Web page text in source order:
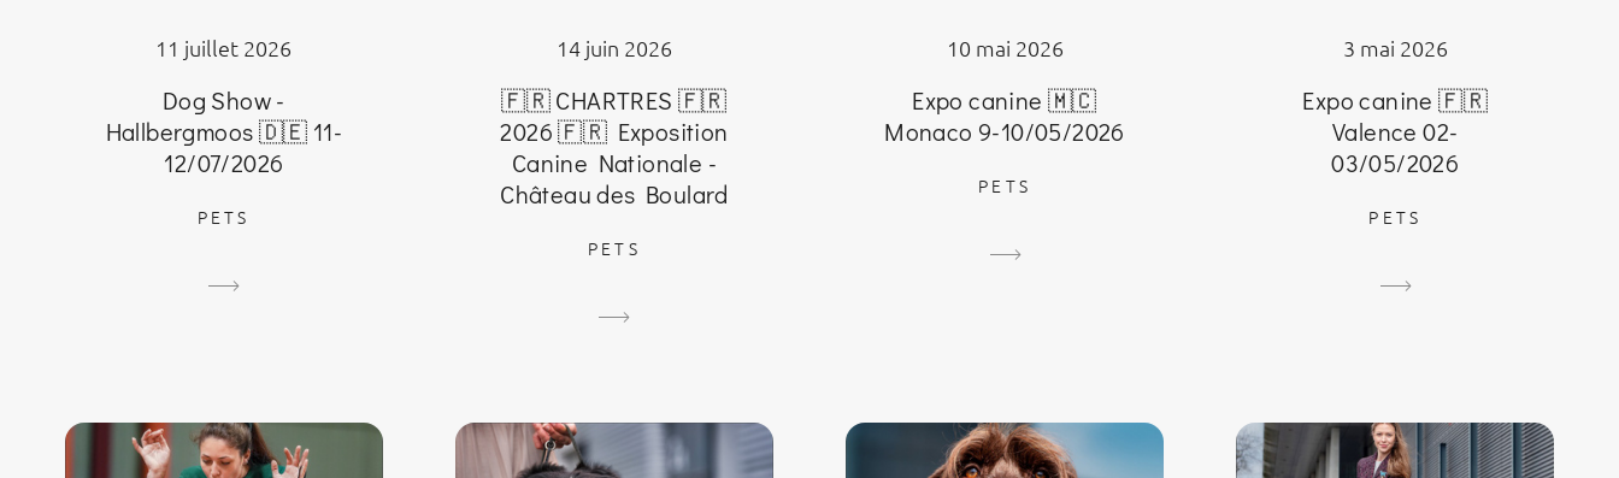
11 juillet 2026
Dog Show -
Hallbergmoos 🇩🇪 11-
12/07/2026
PETS
14 juin 2026
🇫🇷 CHARTRES 🇫🇷
2026 🇫🇷 Exposition
Canine Nationale -
Château des Boulard
PETS
10 mai 2026
Expo canine 🇲🇨
Monaco 9-10/05/2026
PETS
3 mai 2026
Expo canine 🇫🇷
Valence 02-
03/05/2026
PETS